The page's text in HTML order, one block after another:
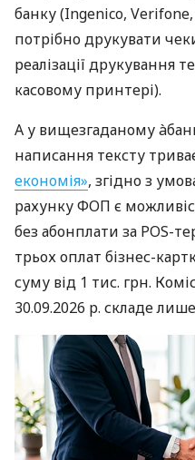
банку (Ingenico,
потрібно друкувати
реалізації друкування
касовому принтері).
А у вищезгаданому
написання тексту
економія», згідно з
рахунку ФОП є
без абонплати за POS-
трьох оплат бізнес-
суму від 1 тис. грн.
30.09.2026 р. складе